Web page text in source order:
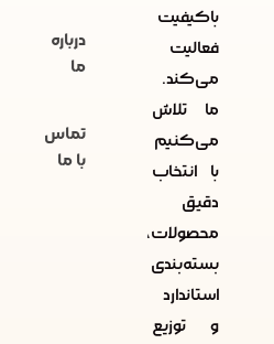
باکیفیت
فعالیت
می‌کند.
ما تلاش
می‌کنیم
با انتخاب
دقیق
محصولات،
بسته‌بندی
استاندارد
و توزیع
درباره
ما
تماس
با ما